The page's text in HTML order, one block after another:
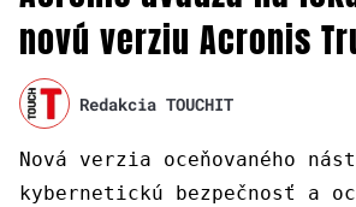
novú verziu Acronis
Redakcia TOUCHIT
Nová verzia oceňovaného
kybernetickú bezpečnosť a